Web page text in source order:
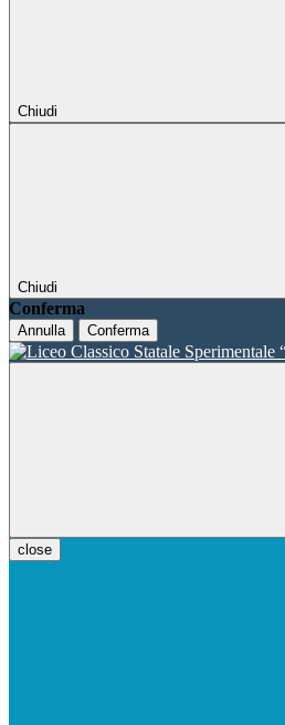
Chiudi
Chiudi
Conferma
Annulla Conferma
close